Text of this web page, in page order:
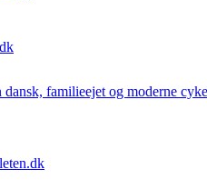
dansk, familieejet og moderne